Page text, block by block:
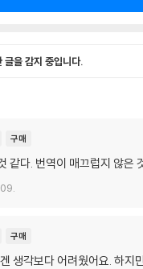
글을 감지 중입니다.
구매
같다. 번역이 매끄럽지 않은
구매
생각보다 어려웠어요. 하지